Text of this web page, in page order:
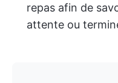
repas afin de
attente ou